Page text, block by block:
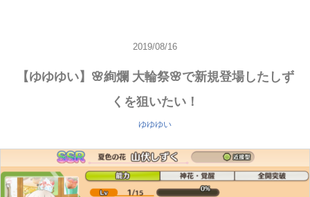
2019/08/16
【ゆゆゆい】🌸絢爛 大輪祭🌸で新規登場したしず
くを狙いたい！
ゆゆゆい